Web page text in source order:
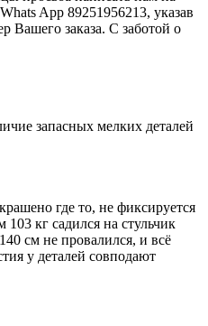
App 89251956213, указав
Вашего заказа. С заботой о
запасных мелких деталей
где то, не фиксируется
103 кг садился на стульчик
см не провалился, и всё
у деталей совподают